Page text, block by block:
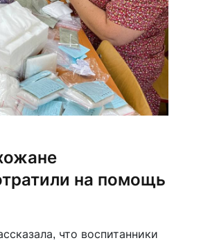
на помощь
что воспитанники